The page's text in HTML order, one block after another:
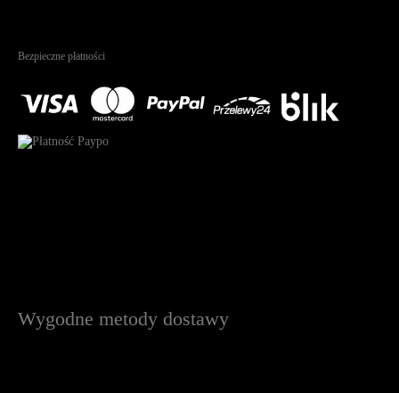
Bezpieczne płatności
Wygodne metody dostawy